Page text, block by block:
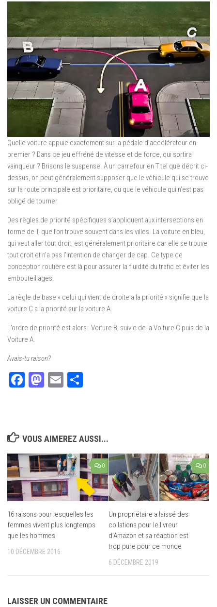
Quelle voiture appuie exactement sur la pédale d’accélérateur en
premier ? Dans ce jeu effréné de vitesse et de force, qui sortira
vainqueur ? Brisons le suspense. À un carrefour en T tel que décrit ci-
dessus, on peut généralement supposer que le véhicule qui se trouve
sur la route principale est prioritaire, ou que le véhicule qui n’est pas
obligé de tourner.
Des règles de priorité spécifiques s’appliquent aux intersections en
forme de T, que l’on trouve souvent dans les villes. La voiture en bleu,
qui veut aller tout droit, est généralement prioritaire car elle se trouve
tout droit et n’a pas l’intention de changer de cap. Ce type de
conception routière est là pour assurer la fluidité du trafic et éviter les
embouteillages.
La règle de base « celui qui vient de droite a la priorité » signifie que la
voiture C a la priorité sur la voiture A.
L’ordre de priorité est alors : Voiture B, suivie de la Voiture C puis de la
Voiture A.
Avais-tu raison?
Facebook
Mastodon
Email
VOUS AIMEREZ AUSSI...
0
16 raisons pour lesquelles les
femmes vivent plus longtemps
que les hommes
10 DÉCEMBRE 2016
0
Un propriétaire a laissé des
collations pour le livreur
d’Amazon et sa réaction est
trop pure pour ce monde
6 DÉCEMBRE 2019
LAISSER UN COMMENTAIRE